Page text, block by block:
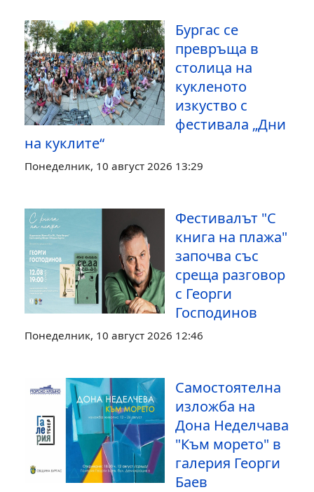
Бургас се
превръща в
столица на
кукленото
изкуство с
фестивала „Дни
на куклите“
Понеделник, 10 август 2026 13:29
Фестивалът "С
книга на плажа"
започва със
среща разговор
с Георги
Господинов
Понеделник, 10 август 2026 12:46
Самостоятелна
изложба на
Дона Неделчава
"Към морето" в
галерия Георги
Баев